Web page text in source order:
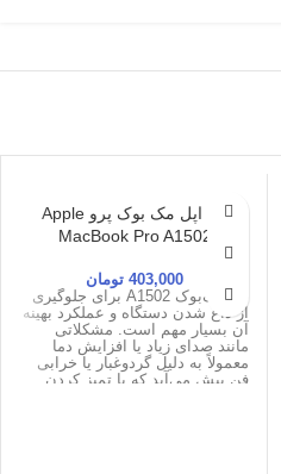
فن اپل مک بوک پرو Apple
MacBook Pro A1502
403,000 تومان
فن مک‌بوک A1502 برای جلوگیری
از داغ شدن دستگاه و عملکرد بهینه
آن بسیار مهم است. مشکلاتی
مانند صدای زیاد یا افزایش دما
معمولاً به دلیل گردوغبار یا خرابی
فن پیش می‌آید که با تمیز کردن